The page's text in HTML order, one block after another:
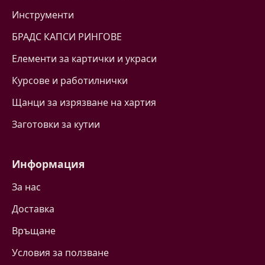
Инструменти
БРАДС КАПСИ РИНГОВЕ
Eлементи за картички и украси
Курсове и работилнички
Щанци за изрязване на хартия
Заготовки за кутии
Информация
За нас
Доставка
Връщане
Условия за ползване